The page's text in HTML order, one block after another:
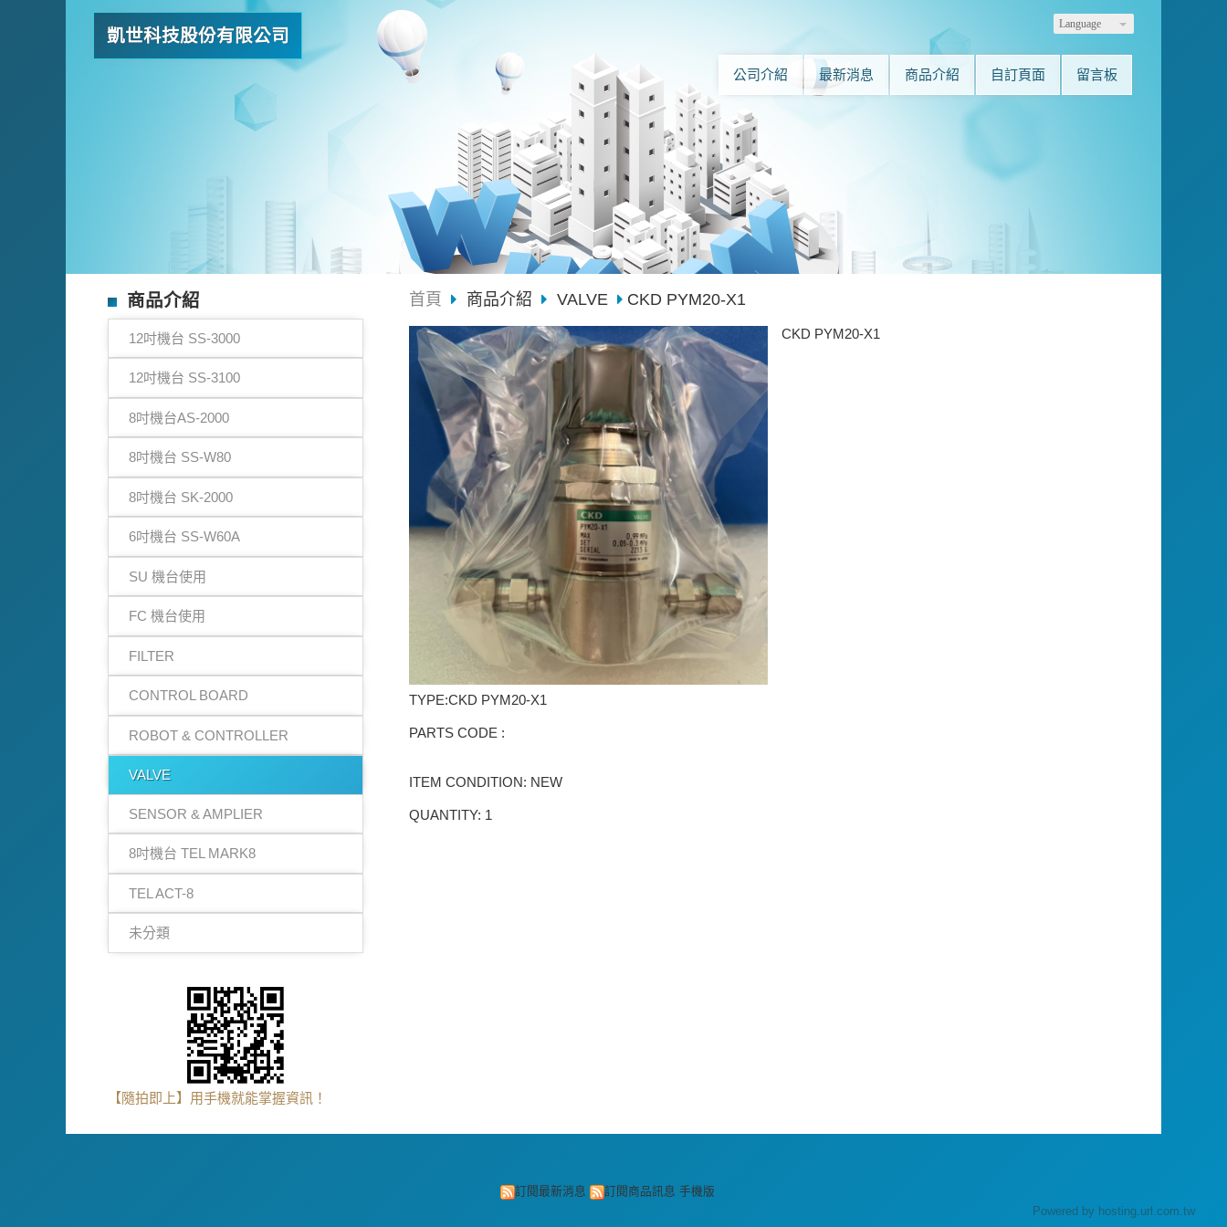
Language
凱世科技股份有限公司
公司介紹 最新消息 商品介紹 自訂頁面 留言板
商品介紹
12吋機台 SS-3000
12吋機台 SS-3100
8吋機台AS-2000
8吋機台 SS-W80
8吋機台 SK-2000
6吋機台 SS-W60A
SU 機台使用
FC 機台使用
FILTER
CONTROL BOARD
ROBOT & CONTROLLER
VALVE
SENSOR & AMPLIER
8吋機台 TEL MARK8
TEL ACT-8
未分類
【隨拍即上】用手機就能掌握資訊！
首頁 商品介紹 VALVE CKD PYM20-X1
CKD PYM20-X1
TYPE:CKD PYM20-X1
PARTS CODE :
ITEM CONDITION: NEW
QUANTITY: 1
訂閱最新消息 訂閱商品訊息 手機版
Powered by hosting.url.com.tw